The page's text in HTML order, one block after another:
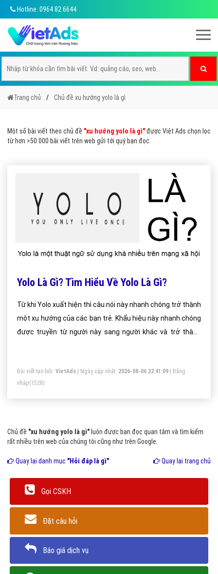
Hotline: 0964 82 6644
Trang chủ Chủ đề xu hướng yolo là gì
Một số bài viết theo chủ đề "xu hướng yolo là gì"được Việt Ads chọn lọc
từ hơn >50.000 bài viết trên web gửi tới quý bạn đọc.
Yolo Là Gì? Tìm Hiểu Về Yolo Là Gì?
Từ khi Yolo xuất hiện thì câu nói này nhanh chóng trở thành
một xu hướng của các bạn trẻ. Khẩu hiệu này nhanh chóng
được truyền từ người này sang người khác và trở thành
Bài viết tạo bởi: VietAds | Ngày cập nhật: 2026-08-06 22:41:09
Đăng
nhập(1528)
Chủ đề "xu hướng yolo là gì" luôn được bạn đọc quan tâm và tìm kiếm
rất nhiều trên web của chúng tôi cũng như trên Google.
Quay lại danh mục "Hỏi đáp là gì" Quay lại trang chủ
Gọi CSKH
Đặt câu hỏi
Báo giá dịch vụ